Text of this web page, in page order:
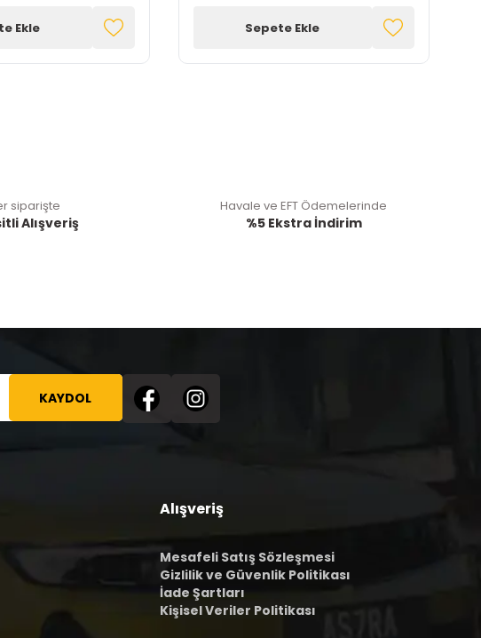
Ekle Sepete Ekle
siparişte
Alışveriş
Havale ve EFT Ödemelerinde
%5 Ekstra İndirim
KAYDOL
Alışveriş
Mesafeli Satış Sözleşmesi
Gizlilik ve Güvenlik Politikası
İade Şartları
Kişisel Veriler Politikası